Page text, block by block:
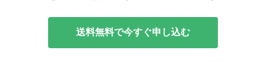
送料無料で今すぐ申し込む